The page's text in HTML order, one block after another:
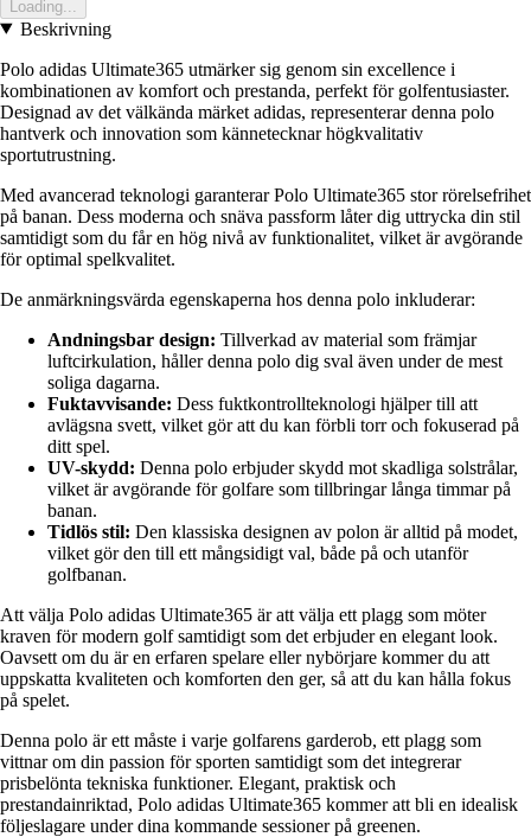
Loading...
Beskrivning
Polo adidas Ultimate365 utmärker sig genom sin excellence i
kombinationen av komfort och prestanda, perfekt för golfentusiaster.
Designad av det välkända märket adidas, representerar denna polo
hantverk och innovation som kännetecknar högkvalitativ
sportutrustning.
Med avancerad teknologi garanterar Polo Ultimate365 stor rörelsefrihet
på banan. Dess moderna och snäva passform låter dig uttrycka din stil
samtidigt som du får en hög nivå av funktionalitet, vilket är avgörande
för optimal spelkvalitet.
De anmärkningsvärda egenskaperna hos denna polo inkluderar:
Andningsbar design: Tillverkad av material som främjar
luftcirkulation, håller denna polo dig sval även under de mest
soliga dagarna.
Fuktavvisande: Dess fuktkontrollteknologi hjälper till att
avlägsna svett, vilket gör att du kan förbli torr och fokuserad på
ditt spel.
UV-skydd: Denna polo erbjuder skydd mot skadliga solstrålar,
vilket är avgörande för golfare som tillbringar långa timmar på
banan.
Tidlös stil: Den klassiska designen av polon är alltid på modet,
vilket gör den till ett mångsidigt val, både på och utanför
golfbanan.
Att välja Polo adidas Ultimate365 är att välja ett plagg som möter
kraven för modern golf samtidigt som det erbjuder en elegant look.
Oavsett om du är en erfaren spelare eller nybörjare kommer du att
uppskatta kvaliteten och komforten den ger, så att du kan hålla fokus
på spelet.
Denna polo är ett måste i varje golfarens garderob, ett plagg som
vittnar om din passion för sporten samtidigt som det integrerar
prisbelönta tekniska funktioner. Elegant, praktisk och
prestandainriktad, Polo adidas Ultimate365 kommer att bli en idealisk
följeslagare under dina kommande sessioner på greenen.